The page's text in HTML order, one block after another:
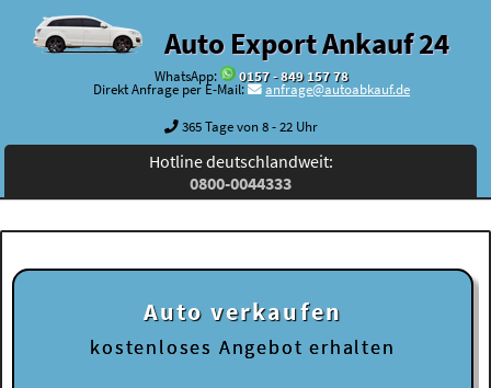
Auto Export Ankauf 24
WhatsApp:
0157 - 849 157 78
Direkt Anfrage per E-Mail:
anfrage@autoabkauf.de
365 Tage von 8 - 22 Uhr
Hotline deutschlandweit:
0800-0044333
Auto verkaufen
kostenloses Angebot erhalten